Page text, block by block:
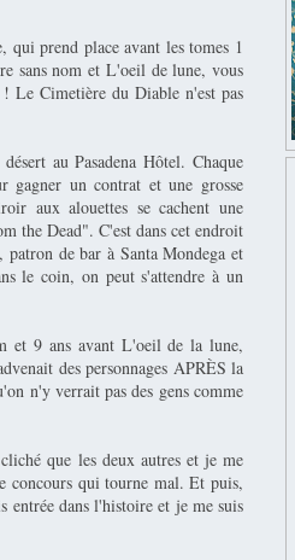
prend place avant les tomes 1
sans nom et L'oeil de lune, vous
! Le Cimetière du Diable n'est pas
au Pasadena Hôtel. Chaque
gagner un contrat et une grosse
aux alouettes se cachent une
the Dead". C'est dans cet endroit
de bar à Santa Mondega et
le coin, on peut s'attendre à un
et 9 ans avant L'oeil de la lune,
des personnages APRÈS la
n'y verrait pas des gens comme
que les deux autres et je me
concours qui tourne mal. Et puis,
dans l'histoire et je me suis